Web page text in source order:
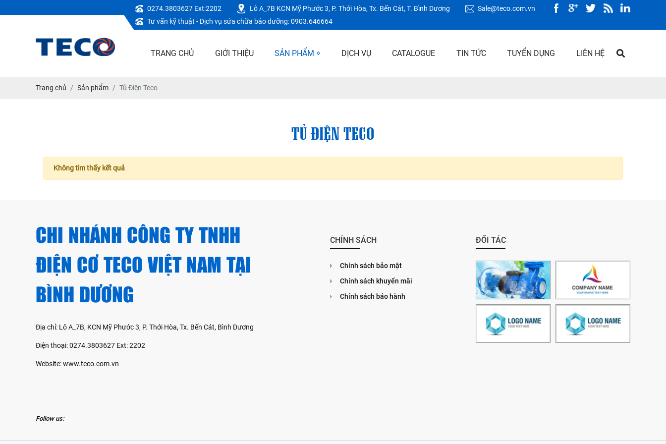
0274.3803627 Ext:2202 Lô A_7B KCN Mỹ Phước 3, P. Thới Hòa, Tx. Bến Cát, T. Bình Dương
Sale@teco.com.vn
Tư vấn kỹ thuật - Dịch vụ sửa chữa bảo dưỡng: 0903.646664
TRANG CHỦ GIỚI THIỆU SẢN PHẨM DỊCH VỤ CATALOGUE TIN TỨC TUYỂN DỤNG LIÊN HỆ
Trang chủ Sản phẩm Tủ Điện Teco
TỦ ĐIỆN TECO
Không tìm thấy kết quả
CHI NHÁNH CÔNG TY TNHH
ĐIỆN CƠ TECO VIỆT NAM TẠI
BÌNH DƯƠNG
Địa chỉ: Lô A_7B, KCN Mỹ Phước 3, P. Thới Hòa, Tx. Bến Cát, Bình Dương
Điện thoại: 0274.3803627 Ext: 2202
Website: www.teco.com.vn
Follow us:
CHÍNH SÁCH
Chính sách bảo mật
Chính sách khuyến mãi
Chính sách bảo hành
ĐỐI TÁC